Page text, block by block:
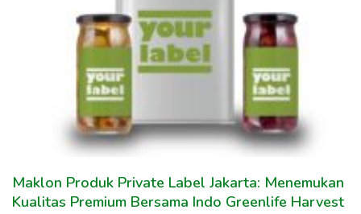
Maklon Produk Private Label Jakarta: Menemukan
Kualitas Premium Bersama Indo Greenlife Harvest